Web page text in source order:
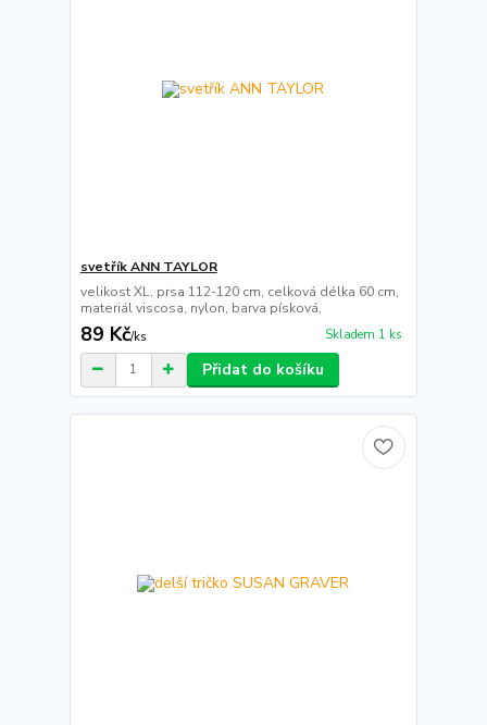
svetřík ANN TAYLOR
velikost XL, prsa 112-120 cm, celková délka 60 cm,
materiál viscosa, nylon, barva písková,
89 Kč/ks Skladem 1 ks
Přidat do košíku